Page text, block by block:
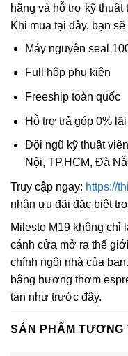
hãng và hỗ trợ kỹ thuật
Khi mua tại đây, bạn sẽ
Máy nguyên seal
Full hộp phụ kiện
Freeship toàn quốc
Hỗ trợ trả góp 0%
Đội ngũ kỹ thuật
Nội, TP.HCM, Đà
Truy cập ngay: https://
nhận ưu đãi đặc biệt
Milesto M19 không chỉ
cánh cửa mở ra thế
chính ngôi nhà của
bằng hương thơm
tan như trước đây.
SẢN PHẨM TƯƠNG